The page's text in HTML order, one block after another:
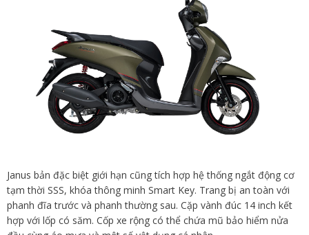
Janus bản đặc biệt giới hạn cũng tích hợp hệ thống ngắt động cơ
tạm thời SSS, khóa thông minh Smart Key. Trang bị an toàn với
phanh đĩa trước và phanh thường sau. Cặp vành đúc 14 inch kết
hợp với lốp có săm. Cốp xe rộng có thể chứa mũ bảo hiểm nửa